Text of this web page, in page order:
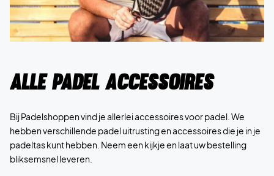
Alle padel accessoires
Bij Padelshoppen vind je allerlei accessoires voor padel. We
hebben verschillende padel uitrusting en accessoires die je in je
padeltas kunt hebben. Neem een kijkje en laat uw bestelling
bliksemsnel leveren.